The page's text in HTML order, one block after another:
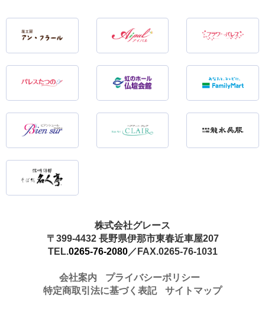
株式会社グレース
〒399-4432 長野県伊那市東春近車屋207
TEL.0265-76-2080／FAX.0265-76-1031
会社案内
プライバシーポリシー
特定商取引法に基づく表記
サイトマップ